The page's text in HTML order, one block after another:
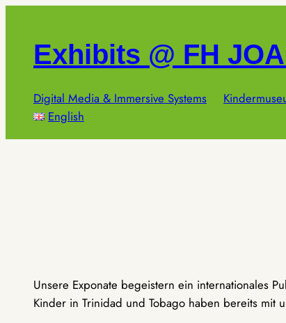
springenExhibits @ FH
Digital Media & Immersive Systems
English
Unsere Exponate begeistern ein internationales
Kinder in Trinidad und Tobago haben bereits mit